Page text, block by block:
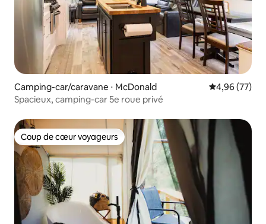
Camping-car/caravane ⋅ McDonald Évaluation
4,96 (77)
Spacieux, camping-car 5e roue privé
Coup de cœur voyageurs
Coup de cœur voyageurs